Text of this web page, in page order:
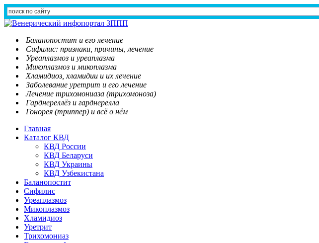
Баланопостит и его лечение
Сифилис: признаки, причины, лечение
Уреаплазмоз и уреаплазма
Микоплазмоз и микоплазма
Хламидиоз, хламидии и их лечение
Заболевание уретрит и его лечение
Лечение трихомониаза (трихомоноза)
Гарднереллёз и гарднерелла
Гонорея (триппер) и всё о нём
Главная
Каталог КВД
КВД России
КВД Беларуси
КВД Украины
КВД Узбекистана
Баланопостит
Сифилис
Уреаплазмоз
Микоплазмоз
Хламидиоз
Уретрит
Трихомониаз